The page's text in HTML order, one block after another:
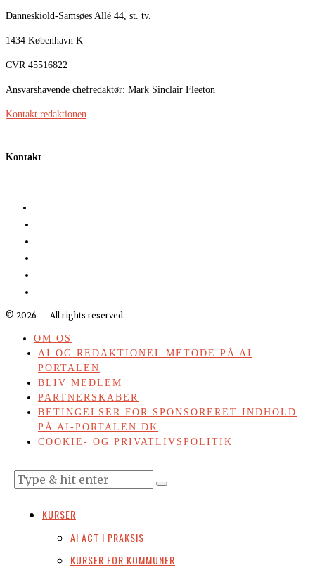
Danneskiold-Samsøes Allé 44, st. tv.
1434 København K
CVR 45516822
Ansvarshavende chefredaktør: Mark Sinclair Fleeton
Kontakt redaktionen
Kontakt
© 2026 — All rights reserved.
OM OS
AI OG REDAKTIONEL METODE PÅ AI
PORTALEN
BLIV MEDLEM
PARTNERSKABER
BETINGELSER FOR SPONSORERET INDHOLD
PÅ AI-PORTALEN.DK
COOKIE- OG PRIVATLIVSPOLITIK
KURSER
AI ACT I PRAKSIS
KURSER FOR KOMMUNER